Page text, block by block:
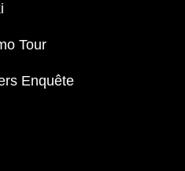
Tour
Enquête